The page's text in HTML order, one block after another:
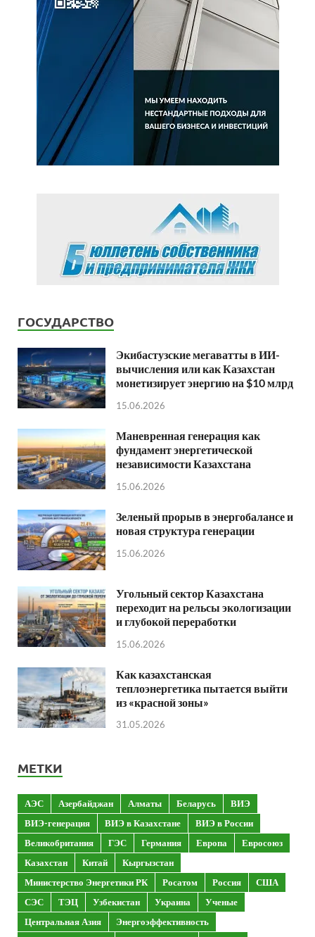
ГОСУДАРСТВО
Экибастузские мегаватты в ИИ-
вычисления или как Казахстан
монетизирует энергию на $10 млрд
15.06.2026
Маневренная генерация как
фундамент энергетической
независимости Казахстана
15.06.2026
Зеленый прорыв в энергобалансе и
новая структура генерации
15.06.2026
Угольный сектор Казахстана
переходит на рельсы экологизации
и глубокой переработки
15.06.2026
Как казахстанская
теплоэнергетика пытается выйти
из «красной зоны»
31.05.2026
МЕТКИ
АЭС Азербайджан Алматы Беларусь
ВИЭ
ВИЭ-генерация
ВИЭ в Казахстане
ВИЭ в России
Великобритания
ГЭС Германия Европа
Евросоюз
Казахстан
Китай
Кыргызстан
Министерство Энергетики РК
Росатом Россия
США
СЭС
ТЭЦ Узбекистан Украина
Ученые
Центральная Азия
Энергоэффективность